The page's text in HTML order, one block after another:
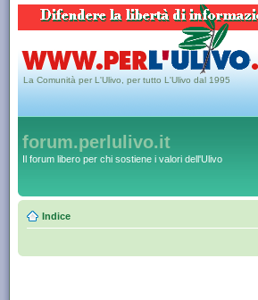
La Comunità per L'Ulivo, per tutto L'Ulivo dal 1995
forum.perlulivo.it
Il forum libero per chi sostiene i valori dell'Ulivo
Indice